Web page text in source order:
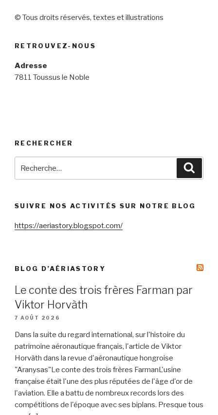
© Tous droits réservés, textes et illustrations
RETROUVEZ-NOUS
Adresse
7811 Toussus le Noble
RECHERCHER
pour
SUIVRE NOS ACTIVITÉS SUR NOTRE BLOG
https://aeriastory.blogspot.com/
BLOG D’AÉRIASTORY
Le conte des trois frères Farman par
Viktor Horvàth
7 AOÛT 2026
Dans la suite du regard international, sur l'histoire du
patrimoine aéronautique français, l'article de Viktor
Horvàth dans la revue d'aéronautique hongroise
"Aranysas"Le conte des trois frères FarmanL'usine
française était l'une des plus réputées de l'âge d'or de
l'aviation. Elle a battu de nombreux records lors des
compétitions de l'époque avec ses biplans. Presque tous